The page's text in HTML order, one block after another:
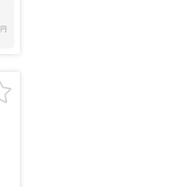
円